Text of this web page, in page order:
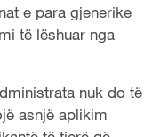
e para gjenerike
të lëshuar nga
nuk do të
asnjë aplikim